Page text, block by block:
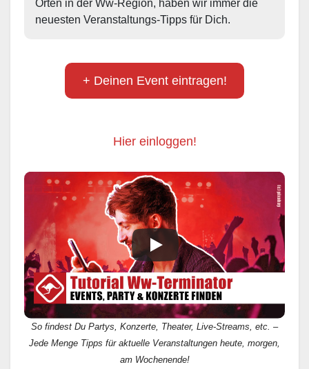
Orten in der Ww-Region, haben wir immer die
neuesten Veranstaltungs-Tipps für Dich.
+ Deinen Event eintragen!
Hier einloggen!
So findest Du Partys, Konzerte, Theater, Live-Streams, etc. –
Jede Menge Tipps für aktuelle Veranstaltungen heute, morgen,
am Wochenende!